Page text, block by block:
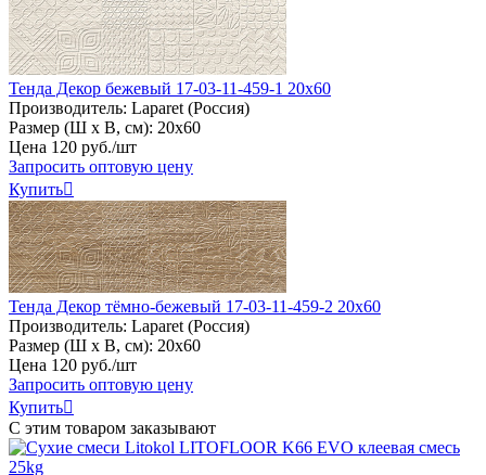
Тенда Декор бежевый 17-03-11-459-1 20х60
Производитель: Laparet (Россия)
Размер (Ш х В, см): 20х60
Цена 120 руб./шт
Запросить оптовую цену
Купить
Тенда Декор тёмно-бежевый 17-03-11-459-2 20х60
Производитель: Laparet (Россия)
Размер (Ш х В, см): 20х60
Цена 120 руб./шт
Запросить оптовую цену
Купить
С этим товаром заказывают